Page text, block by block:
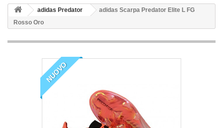
adidas Predator
adidas Scarpa Predator Elite L FG
Rosso Oro
NUOVO